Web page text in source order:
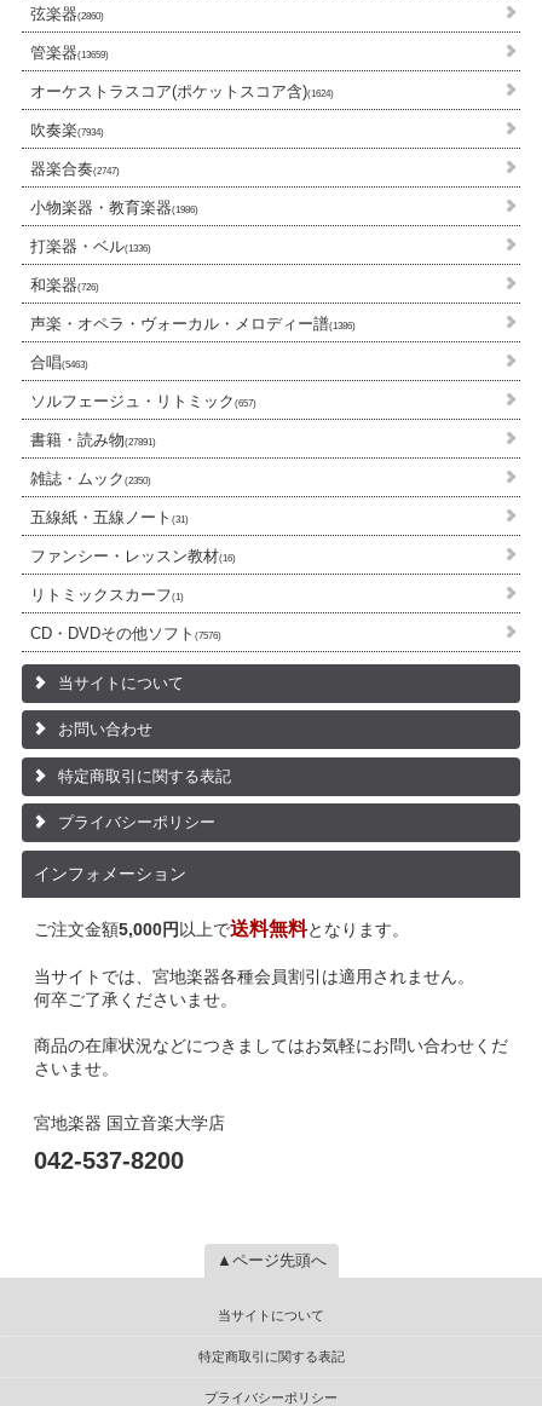
弦楽器(2860)
管楽器(13659)
オーケストラスコア(ポケットスコア含)(1624)
吹奏楽(7934)
器楽合奏(2747)
小物楽器・教育楽器(1986)
打楽器・ベル(1336)
和楽器(726)
声楽・オペラ・ヴォーカル・メロディー譜(1386)
合唱(5463)
ソルフェージュ・リトミック (657)
書籍・読み物(27891)
雑誌・ムック (2350)
五線紙・五線ノート (31)
ファンシー・レッスン教材(16)
リトミックスカーフ(1)
CD・DVDその他ソフト (7576)
当サイトについて
お問い合わせ
特定商取引に関する表記
プライバシーポリシー
インフォメーション
ご注文金額5,000円 以上で送料無料となります。
当サイトでは、宮地楽器各種会員割引は適用されません。
何卒ご了承くださいませ。
商品の在庫状況などにつきましてはお気軽にお問い合わせくだ
さいませ。
宮地楽器 国立音楽大学店
042-537-8200
▲ページ先頭へ
当サイトについて
特定商取引に関する表記
プライバシーポリシー